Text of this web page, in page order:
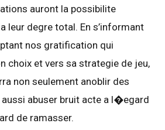
auront la possibilite
leur degre total. En s’informant
nos gratification qui
choix et vers sa strategie de jeu,
non seulement anoblir des
aussi abuser bruit acte a l�egard
de ramasser.